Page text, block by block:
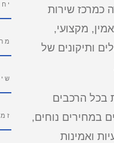
כמרכז שירות
מקצועי,
ותיקונים של
בכל הרכבים
במחירים נוחים,
ואמינות